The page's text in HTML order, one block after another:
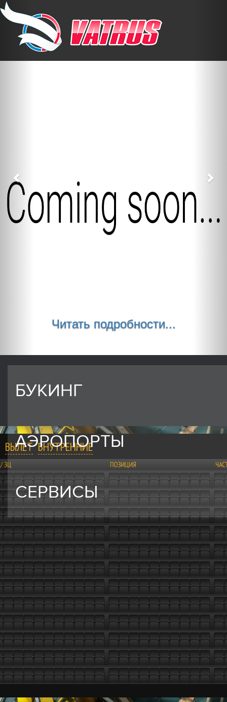
Читать подробности...
БУКИНГ
АЭРОПОРТЫ
СЕРВИСЫ
ВЫЛЕТ ВНУТРЕННИЕ